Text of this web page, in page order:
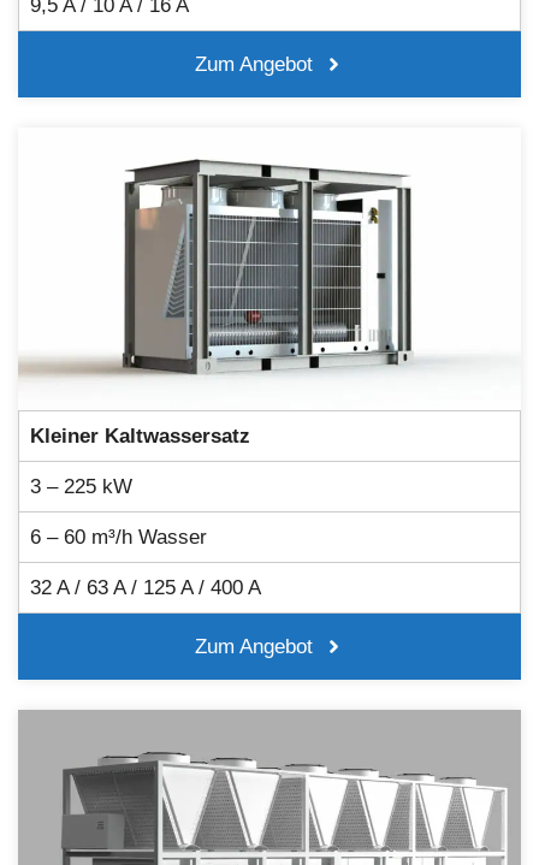
9,5 A / 10 A / 16 A
Zum Angebot
Kleiner Kaltwassersatz
3 – 225 kW
6 – 60 m³/h Wasser
32 A / 63 A / 125 A / 400 A
Zum Angebot